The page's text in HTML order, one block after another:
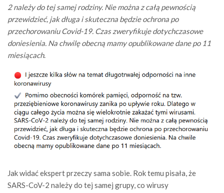
2 należy do tej samej rodziny. Nie można z całą pewnością
przewidzieć, jak długa i skuteczna będzie ochrona po
przechorowaniu Covid-19. Czas zweryfikuje dotychczasowe
doniesienia. Na chwilę obecną mamy opublikowane dane po 11
miesiącach.
Jak widać ekspert przeczy sama sobie. Rok temu pisała, że
SARS-CoV-2 należy do tej samej grupy, co wirusy